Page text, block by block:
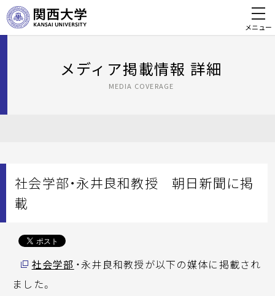
メニュー
メディア掲載情報 詳細
MEDIA COVERAGE
社会学部・永井良和教授 朝日新聞に掲
載
社会学部 ・永井良和教授が以下の媒体に掲載され
ました。